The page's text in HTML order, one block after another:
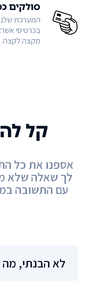
סולקים
המערכת
מקצה לקצה.
לא הבנתי,
קל
אספנו את כל
לך שאלה שלא
עם התשובה